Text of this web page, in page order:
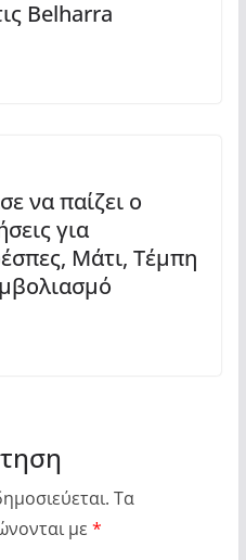
Belharra
να παίζει ο
για
Μάτι, Τέμπη
Τα
με *